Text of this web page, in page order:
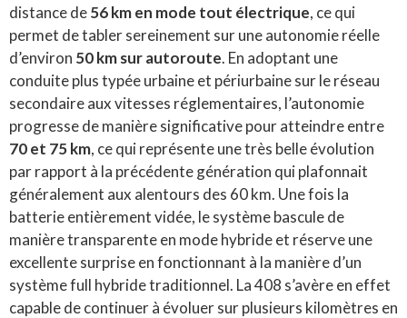
distance de56 km en mode tout électrique, ce qui
permet de tabler sereinement sur une autonomie réelle
d’environ 50 km sur autoroute. En adoptant une
conduite plus typée urbaine et périurbaine sur le réseau
secondaire aux vitesses réglementaires, l’autonomie
progresse de manière significative pour atteindre entre
70 et 75 km, ce qui représente une très belle évolution
par rapport à la précédente génération qui plafonnait
généralement aux alentours des 60 km. Une fois la
batterie entièrement vidée, le système bascule de
manière transparente en mode hybride et réserve une
excellente surprise en fonctionnant à la manière d’un
système full hybride traditionnel. La 408 s’avère en effet
capable de continuer à évoluer sur plusieurs kilomètres en